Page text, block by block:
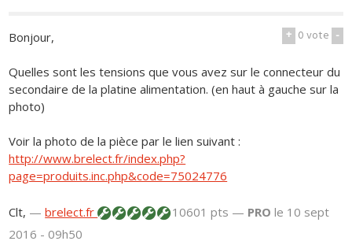
+ 0vote -
Bonjour,
Quelles sont les tensions que vous avez sur le connecteur du
secondaire de la platine alimentation. (en haut à gauche sur la
photo)
Voir la photo de la pièce par le lien suivant :
http://www.brelect.fr/index.php?
page=produits.inc.php&code=75024776
Clt, —brelect.fr 10601 pts — PRO le 10 sept
2016 - 09h50